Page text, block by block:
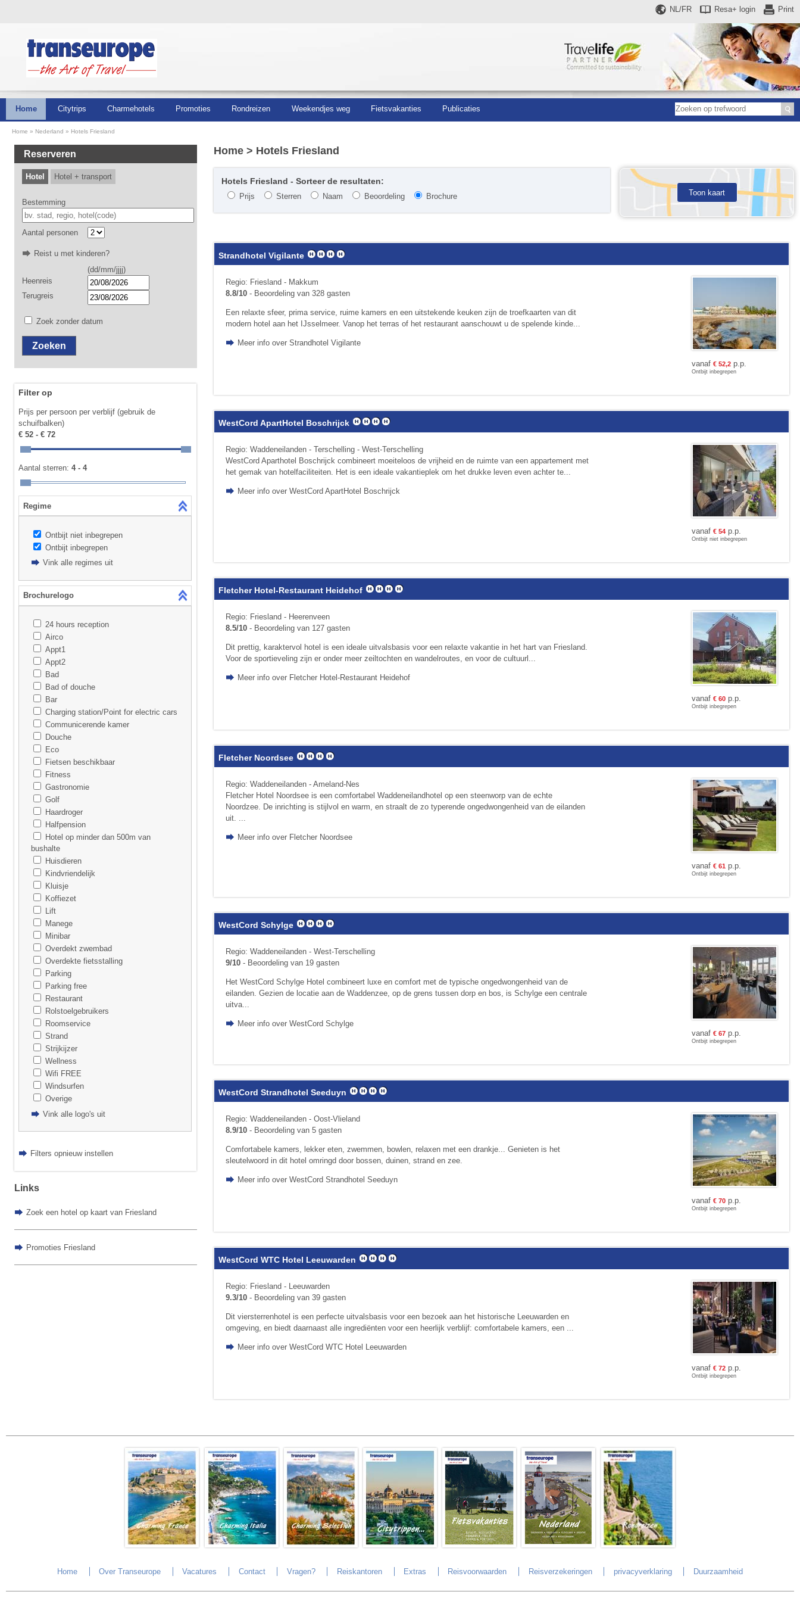
Print
Resa+ login
NL/FR
Home Citytrips Charmehotels Promoties Rondreizen Weekendjes weg Fietsvakanties Publicaties
Home Nederland Hotels Friesland
Reserveren
Hotel Hotel + transport
Bestemming
Aantal personen
Reist u met kinderen?
(dd/mm/jjjj)
Heenreis
Terugreis
Zoek zonder datum
Filter op
Prijs per persoon per verblijf (gebruik de
schuifbalken)
€ 52 - € 72
Aantal sterren:4 - 4
Regime
Ontbijt niet inbegrepen
Ontbijt inbegrepen
Vink alle regimes uit
Brochurelogo
24 hours reception
Airco
Appt1
Appt2
Bad
Bad of douche
Bar
Charging station/Point for electric cars
Communicerende kamer
Douche
Eco
Fietsen beschikbaar
Fitness
Gastronomie
Golf
Haardroger
Halfpension
bushalte
Huisdieren
Kindvriendelijk
Kluisje
Koffiezet
Lift
Manege
Minibar
Overdekt zwembad
Overdekte fietsstalling
Parking
Parking free
Restaurant
Rolstoelgebruikers
Roomservice
Strand
Strijkijzer
Wellness
Wifi FREE
Windsurfen
Overige
Vink alle logo's uit
Filters opnieuw instellen
Links
Zoek een hotel op kaart van Friesland
Promoties Friesland
Home> Hotels Friesland
Hotels Friesland - Sorteer de resultaten:
Prijs Sterren Naam Beoordeling Brochure Toon kaart
Strandhotel Vigilante
Regio: Friesland - Makkum
8.8/10- Beoordeling van 328 gasten
Een relaxte sfeer, prima service, ruime kamers en een uitstekende keuken zijn de troefkaarten van dit
modern hotel aan het IJsselmeer. Vanop het terras of het restaurant aanschouwt u de spelende kinde...
Meer info over Strandhotel Vigilante
vanaf € 52,2p.p.
Ontbijt inbegrepen
WestCord ApartHotel Boschrijck
Regio: Waddeneilanden - Terschelling - West-Terschelling
WestCord Aparthotel Boschrijck combineert moeiteloos de vrijheid en de ruimte van een appartement met
het gemak van hotelfaciliteiten. Het is een ideale vakantieplek om het drukke leven even achter te...
Meer info over WestCord ApartHotel Boschrijck
vanaf € 54p.p.
Ontbijt niet inbegrepen
Fletcher Hotel-Restaurant Heidehof
Regio: Friesland - Heerenveen
8.5/10- Beoordeling van 127 gasten
Dit prettig, karaktervol hotel is een ideale uitvalsbasis voor een relaxte vakantie in het hart van Friesland.
Voor de sportieveling zijn er onder meer zeiltochten en wandelroutes, en voor de cultuurl...
Meer info over Fletcher Hotel-Restaurant Heidehof
vanaf € 60p.p.
Ontbijt inbegrepen
Fletcher Noordsee
Regio: Waddeneilanden - Ameland-Nes
Fletcher Hotel Noordsee is een comfortabel Waddeneilandhotel op een steenworp van de echte
Noordzee. De inrichting is stijlvol en warm, en straalt de zo typerende ongedwongenheid van de eilanden
uit. ...
Meer info over Fletcher Noordsee
vanaf € 61p.p.
Ontbijt inbegrepen
WestCord Schylge
Regio: Waddeneilanden - West-Terschelling
9/10- Beoordeling van 19 gasten
Het WestCord Schylge Hotel combineert luxe en comfort met de typische ongedwongenheid van de
eilanden. Gezien de locatie aan de Waddenzee, op de grens tussen dorp en bos, is Schylge een centrale
uitva...
Meer info over WestCord Schylge
vanaf € 67p.p.
Ontbijt inbegrepen
WestCord Strandhotel Seeduyn
Regio: Waddeneilanden - Oost-Vlieland
8.9/10- Beoordeling van 5 gasten
Comfortabele kamers, lekker eten, zwemmen, bowlen, relaxen met een drankje... Genieten is het
sleutelwoord in dit hotel omringd door bossen, duinen, strand en zee.
Meer info over WestCord Strandhotel Seeduyn
vanaf € 70p.p.
Ontbijt inbegrepen
WestCord WTC Hotel Leeuwarden
Regio: Friesland - Leeuwarden
9.3/10- Beoordeling van 39 gasten
Dit viersterrenhotel is een perfecte uitvalsbasis voor een bezoek aan het historische Leeuwarden en
omgeving, en biedt daarnaast alle ingrediënten voor een heerlijk verblijf: comfortabele kamers, een ...
Meer info over WestCord WTC Hotel Leeuwarden
vanaf € 72p.p.
Ontbijt inbegrepen
Home Over Transeurope Vacatures Contact Vragen? Reiskantoren Extras Reisvoorwaarden Reisverzekeringen privacyverklaring Duurzaamheid